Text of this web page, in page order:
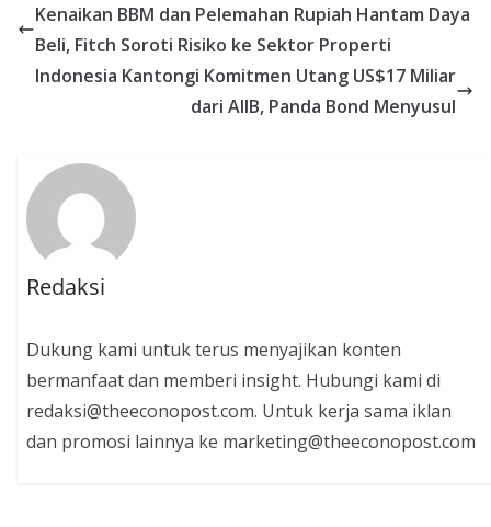
Kenaikan BBM dan Pelemahan Rupiah Hantam Daya
Beli, Fitch Soroti Risiko ke Sektor Properti
Indonesia Kantongi Komitmen Utang US$17 Miliar
dari AIIB, Panda Bond Menyusul
Redaksi
Dukung kami untuk terus menyajikan konten
bermanfaat dan memberi insight. Hubungi kami di
redaksi@theeconopost.com. Untuk kerja sama iklan
dan promosi lainnya ke marketing@theeconopost.com